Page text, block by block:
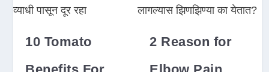
10 Tomato
2 Reason for